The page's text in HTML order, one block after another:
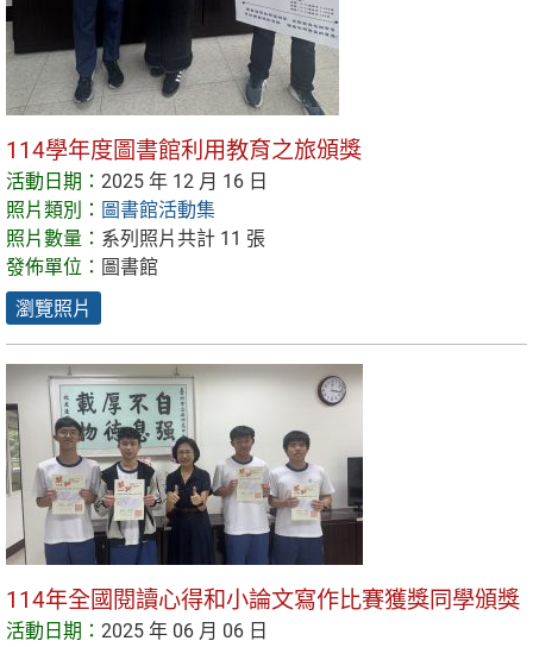
114學年度圖書館利用教育之旅頒獎
活動日期： 2025 年 12 月 16 日
照片類別： 圖書館活動集
照片數量： 系列照片共計 11 張
發佈單位： 圖書館
瀏覽照片
114年全國閱讀心得和小論文寫作比賽獲獎同學頒獎
活動日期： 2025 年 06 月 06 日